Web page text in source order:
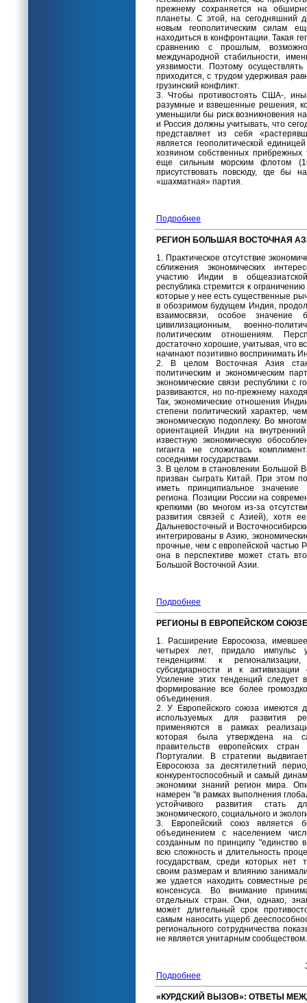
прежнему сохраняется на
планеты. С этой, на сегодняшний
новым геополитическим силам
находиться в конфронтации. Такая
сравнению с прошлым,
международной стабильности,
уязвимости. Поэтому
приходится, с трудом удерживая
грузинский конфликт.
3. Чтобы противостоять США-,
разумные и взвешенные решения,
уменьшили бы риск возникновения
и Россия должны учитывать, что
представляет из себя
является геополитической
хозяином собственных прибрежных
еще сильным морским флотом
присутствовать повсюду, где бы
«шахматная» партия.
Подробнее
РЕГИОН БОЛЬШАЯ ВОСТОЧНАЯ
1. Практическое отсутствие
сближения экономических
участию Индии в
республика стремится к
которые у нее есть существенные
в обозримом будущем Индия,
взаимосвязи, особое значение
цивилизационным, военно-
политическим отношениям.
достаточно хорошие, учитывая, что
начинают позитивно воспринимать
2. В целом Восточная Азия
политическим и экономическим
экономические связи республики с
развиваются, но по-прежнему
Так, экономические отношения
степени политический характер,
экономическую подоплеку. Во
ориентацией Индии на
известную экономическую
гиганта не сложилась
соседними государствами.
3. В целом в становлении Большой
призван сыграть Китай. При этом
иметь принципиальное
региона. Позиции России на
крепкими (во многом из-за
развития связей с Азией), хотя
Дальневосточный и
интегрированы в Азию,
прочные, чем с европейской частью
она в перспективе может стать
Большой Восточной Азии.
Подробнее
РЕГИОНЫ В ЕВРОПЕЙСКОМ
1. Расширение Евросоюза,
четырех лет, придало импульс
тенденциям: к
субсидиарности и к активизации
Усиление этих тенденций следует
формирование все более
объединения.
2. У Европейского союза имеются
используемых для развития
применяются в рамках
которая была утверждена на
правительств европейских
Португалии. В стратегии
Евросоюза за десятилетний
конкурентоспособный и самый
экономики знаний регион мира.
намерен "в рамках выполнения
устойчивого развития стать
экономического, социального и
3. Европейский союз является
объединением с населением
созданным по принципу "единство
всю сложность и длительность
государствам, среди которых нет
своим размерам и влиянию
же удается находить совместные
консенсуса. Во внимание
отдельных стран. Они, однако,
может длительный срок
самым наносить ущерб
регионального сотрудничества
не является унитарным сообществом.
Подробнее
«КУРДСКИЙ ВЫЗОВ»: ОТВЕТЫ